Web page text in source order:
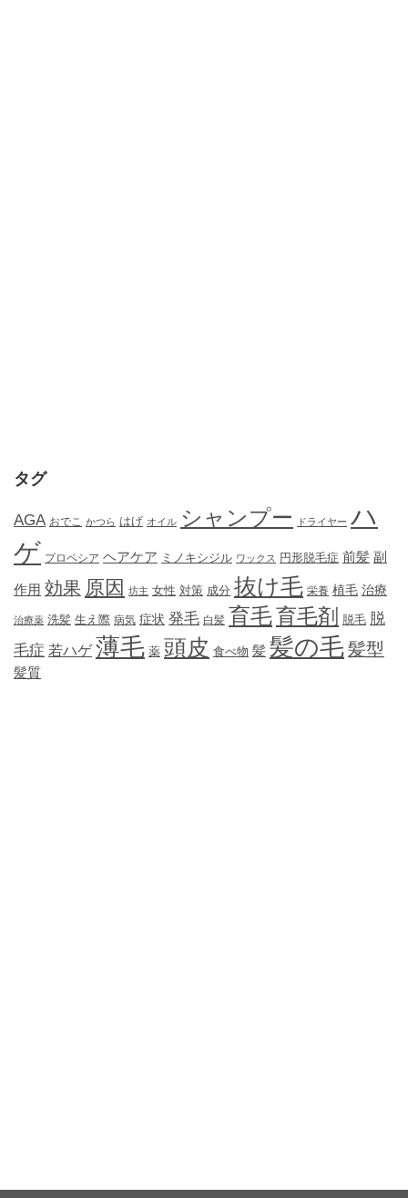
タグ
AGA おでこ かつら はげ オイル シャンプー ドライヤー ハ
ゲ プロペシア ヘアケア ミノキシジル ワックス 円形脱毛症 前髪 副
作用 効果 原因 坊主 女性 対策 成分 抜け毛 栄養 植毛 治療
治療薬 洗髪 生え際 病気 症状 発毛 白髪 育毛育毛剤 脱毛 脱
毛症 若ハゲ 薄毛 薬 頭皮 食べ物 髪 髪の毛髪型
髪質